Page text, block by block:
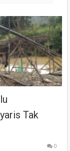
Tak
0